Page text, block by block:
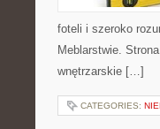
foteli i szeroko
Meblarstwie.
wnętrzarskie […]
CATEGORIES: